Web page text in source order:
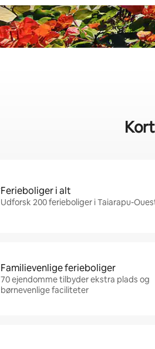
Ferieboliger i alt
Udforsk 200 ferieboliger i Taiarapu-
Familievenlige ferieboliger
70 ejendomme tilbyder ekstra plads og
børnevenlige faciliteter